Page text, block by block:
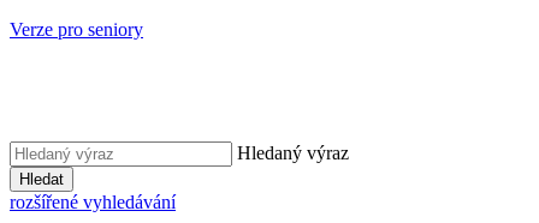
Verze pro seniory
Hledaný výraz
Hledat
rozšířené vyhledávání